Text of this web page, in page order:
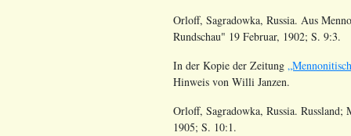
Orloff, Sagradowka, Russia. Aus
Rundschau" 19 Februar, 1902; S. 9:3.
In der Kopie der Zeitung
Hinweis von Willi Janzen.
Orloff, Sagradowka, Russia.
1905; S. 10:1.